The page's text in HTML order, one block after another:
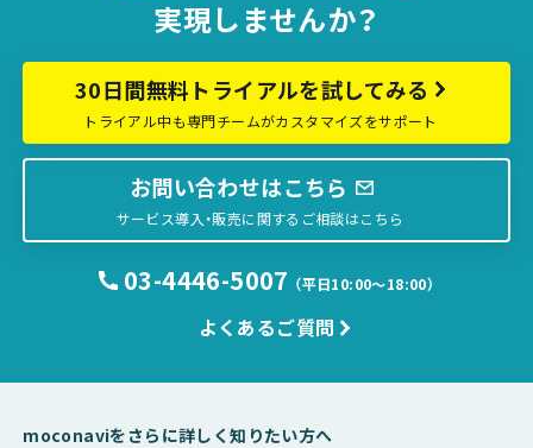
実現しませんか？
30日間無料トライアルを試してみる
トライアル中も専門チームがカスタマイズをサポート
お問い合わせはこちら
サービス導入・販売に関するご相談はこちら
03-4446-5007 （平日10:00〜18:00）
よくあるご質問
moconaviをさらに詳しく知りたい方へ